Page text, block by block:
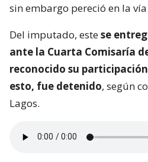
sin embargo pereció en la
Del imputado, estese
ante la Cuarta Comisaría
reconocido su
esto, fue detenido, según
Lagos.